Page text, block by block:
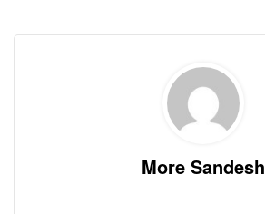
More Sandesh